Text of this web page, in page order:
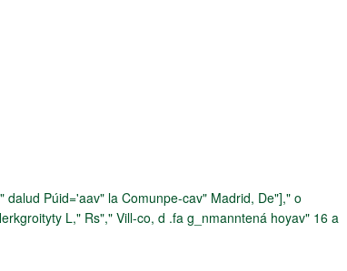
Púid='aav" la Comunpe-cav" Madrid, De"]," o
L," Rs"," Vill-co, d .fa g_nmanntená hoyav" 16 a